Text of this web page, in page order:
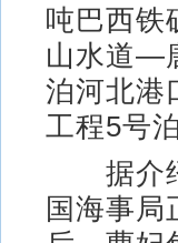
吨巴西铁
山水道—
泊河北港
工程5号泊
据介绍
国海事局